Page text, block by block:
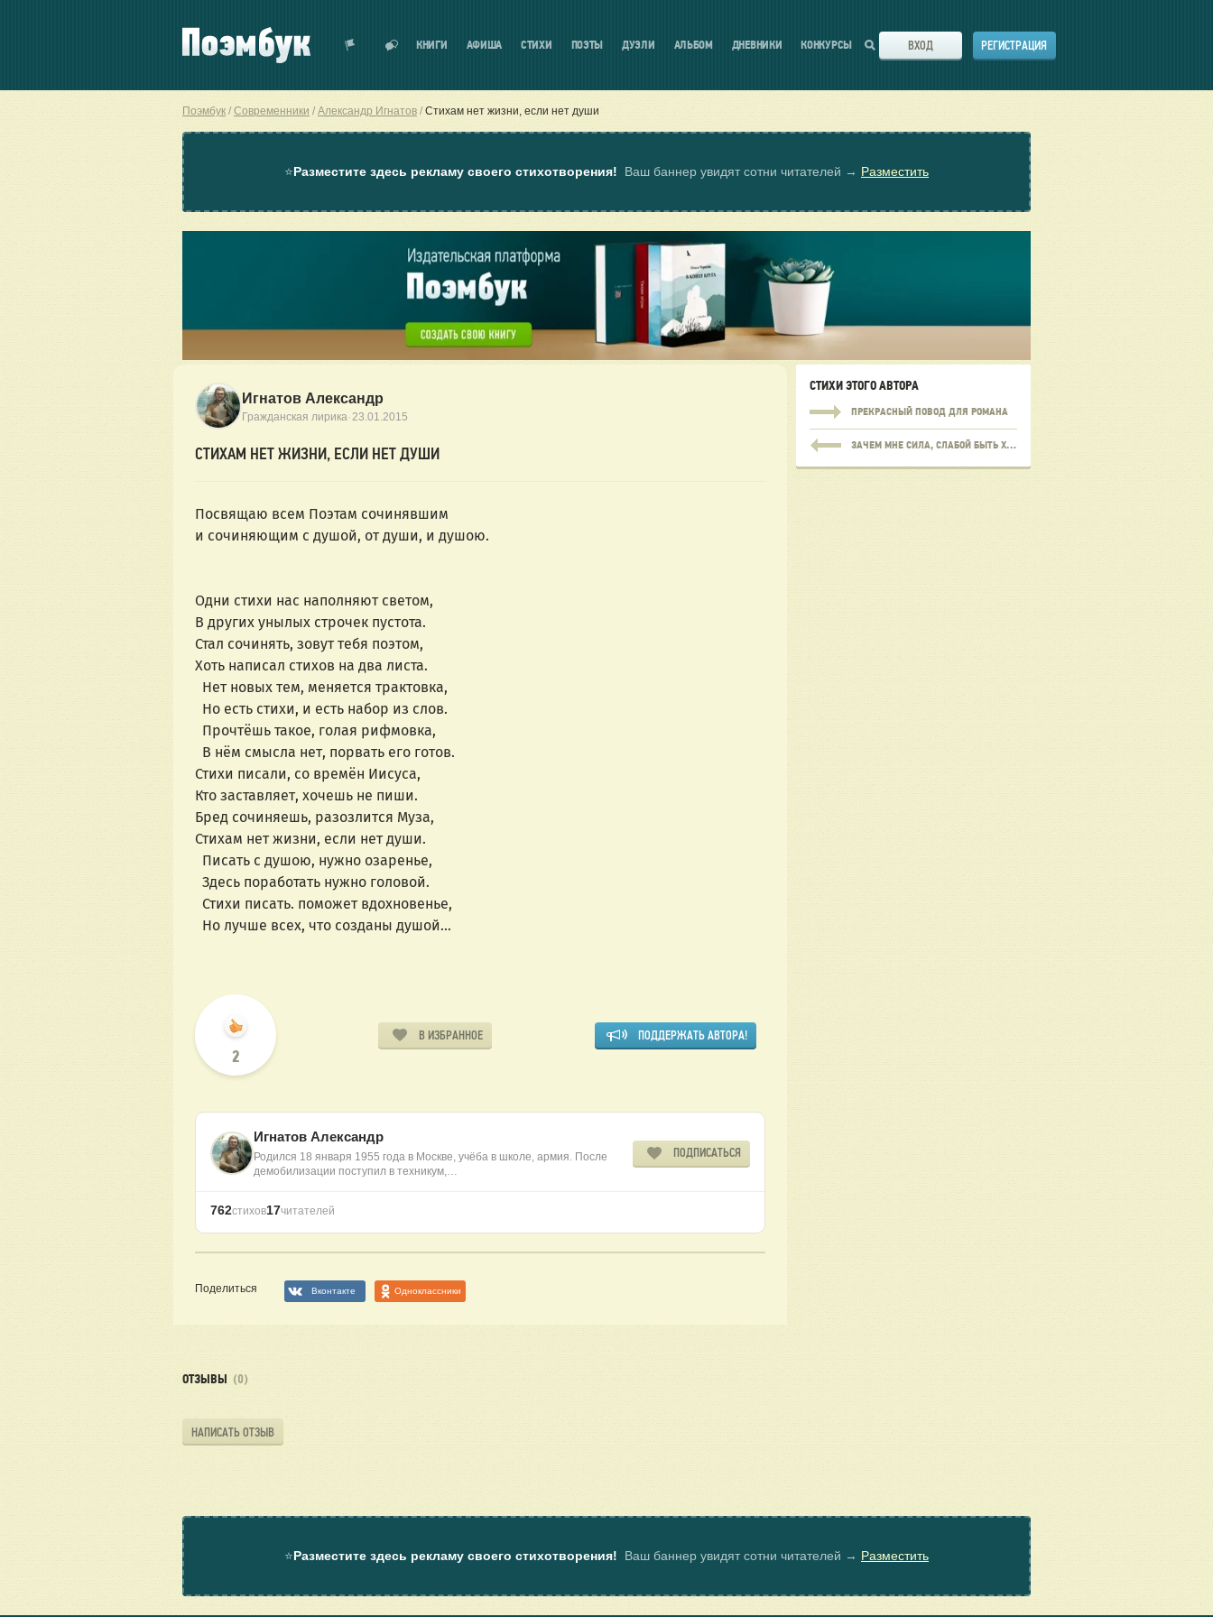
КНИГИ АФИША СТИХИ ПОЭТЫ ДУЭЛИ АЛЬБОМ ДНЕВНИКИ КОНКУРСЫ ВХОД РЕГИСТРАЦИЯ
Поэмбук Современники Александр Игнатов Стихам нет жизни, если нет души
⭐Разместите здесь рекламу своего стихотворения! Ваш баннер увидят сотни читателей → Разместить
Игнатов Александр
Гражданская лирика·23.01.2015
СТИХАМ НЕТ ЖИЗНИ, ЕСЛИ НЕТ ДУШИ
Посвящаю всем Поэтам сочинявшим
и сочиняющим с душой, от души, и душою.
Одни стихи нас наполняют светом,
В других унылых строчек пустота.
Стал сочинять, зовут тебя поэтом,
Хоть написал стихов на два листа.
Нет новых тем, меняется трактовка,
Но есть стихи, и есть набор из слов.
Прочтёшь такое, голая рифмовка,
В нём смысла нет, порвать его готов.
Стихи писали, со времён Иисуса,
Кто заставляет, хочешь не пиши.
Бред сочиняешь, разозлится Муза,
Стихам нет жизни, если нет души.
Писать с душою, нужно озаренье,
Здесь поработать нужно головой.
Стихи писать. поможет вдохновенье,
Но лучше всех, что созданы душой…
2
В ИЗБРАННОЕ ПОДДЕРЖАТЬ АВТОРА!
Игнатов Александр
Родился 18 января 1955 года в Москве, учёба в школе, армия. После
демобилизации поступил в техникум,…
ПОДПИСАТЬСЯ
762стихов17читателей
Поделиться Вконтакте Одноклассники
СТИХИ ЭТОГО АВТОРА
ПРЕКРАСНЫЙ ПОВОД ДЛЯ РОМАНА
ЗАЧЕМ МНЕ СИЛА, СЛАБОЙ БЫТЬ ХОЧУ
ОТЗЫВЫ (0)
НАПИСАТЬ ОТЗЫВ
⭐Разместите здесь рекламу своего стихотворения! Ваш баннер увидят сотни читателей → Разместить